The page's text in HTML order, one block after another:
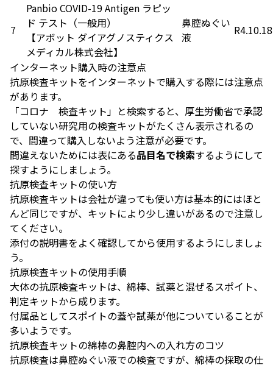
7
Panbio COVID-19 Antigen ラピッ
ド テスト（一般用）
【アボット ダイアグノスティクス
メディカル株式会社】
鼻腔ぬぐい
液
R4.10.18
インターネット購入時の注意点
抗原検査キットをインターネットで購入する際には注意点
があります。
「コロナ 検査キット」と検索すると、厚生労働省で承認
していない研究用の検査キットがたくさん表示されるの
で、間違って購入しないよう注意が必要です。
間違えないためには表にある品目名で検索するようにして
探すようにしましょう。
抗原検査キットの使い方
抗原検査キットは会社が違っても使い方は基本的にはほと
んど同じですが、キットにより少し違いがあるので注意し
てください。
添付の説明書をよく確認してから使用するようにしましょ
う。
抗原検査キットの使用手順
大体の抗原検査キットは、綿棒、試薬と混ぜるスポイト、
判定キットから成ります。
付属品としてスポイトの蓋や試薬が他についていることが
多いようです。
抗原検査キットの綿棒の鼻腔内への入れ方のコツ
抗原検査は鼻腔ぬぐい液での検査ですが、綿棒の採取の仕